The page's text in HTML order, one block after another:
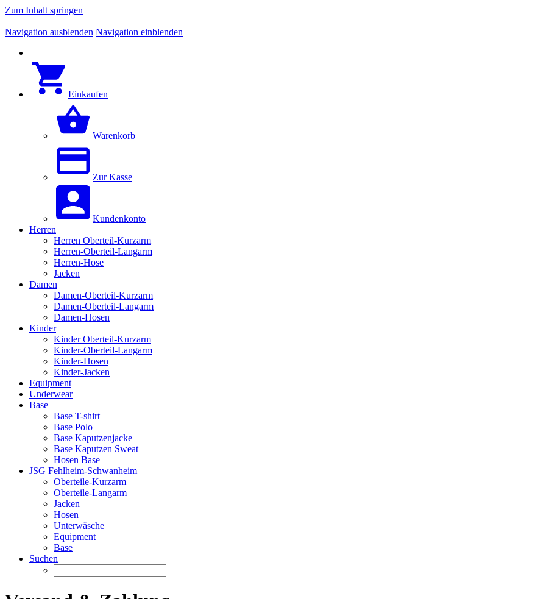
Zum Inhalt springen
Navigation ausblenden Navigation einblenden
Einkaufen
Warenkorb
Zur Kasse
Kundenkonto
Herren
Herren Oberteil-Kurzarm
Herren-Oberteil-Langarm
Herren-Hose
Jacken
Damen
Damen-Oberteil-Kurzarm
Damen-Oberteil-Langarm
Damen-Hosen
Kinder
Kinder Oberteil-Kurzarm
Kinder-Oberteil-Langarm
Kinder-Hosen
Kinder-Jacken
Equipment
Underwear
Base
Base T-shirt
Base Polo
Base Kaputzenjacke
Base Kaputzen Sweat
Hosen Base
JSG Fehlheim-Schwanheim
Oberteile-Kurzarm
Oberteile-Langarm
Jacken
Hosen
Unterwäsche
Equipment
Base
Suchen